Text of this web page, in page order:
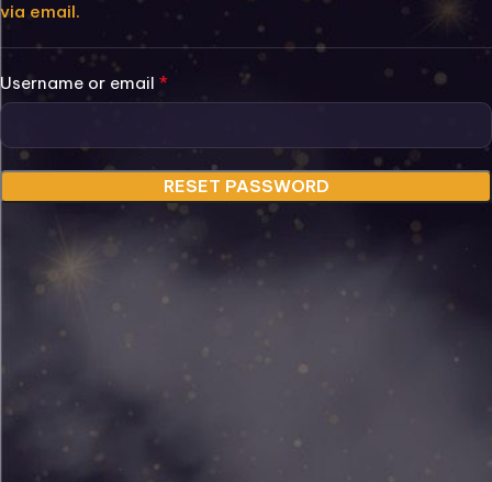
via email.
Username or email *
RESET PASSWORD